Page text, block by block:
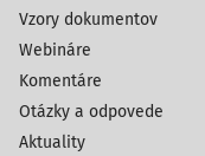
Vzory dokumentov
Webináre
Komentáre
Otázky a odpovede
Aktuality